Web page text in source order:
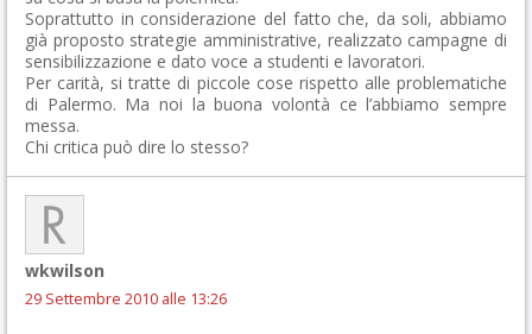
Soprattutto in considerazione del fatto che, da soli, abbiamo
già proposto strategie amministrative, realizzato campagne di
sensibilizzazione e dato voce a studenti e lavoratori.
Per carità, si tratte di piccole cose rispetto alle problematiche
di Palermo. Ma noi la buona volontà ce l’abbiamo sempre
messa.
Chi critica può dire lo stesso?
wkwilson
29 Settembre 2010 alle 13:26